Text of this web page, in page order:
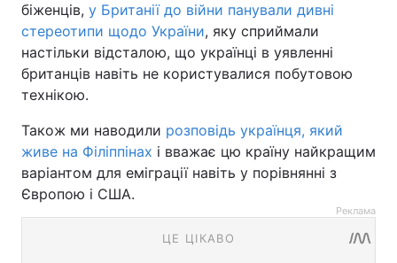
біженців, у Британії до війни панували дивні
стереотипи щодо України, яку сприймали
настільки відсталою, що українці в уявленні
британців навіть не користувалися побутовою
технікою.
Також ми наводили розповідь українця, який
живе на Філіппінах і вважає цю країну найкращим
варіантом для еміграції навіть у порівнянні з
Європою і США.
Реклама